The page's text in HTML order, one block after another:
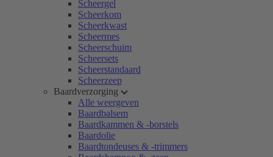
Scheergel
Scheerkom
Scheerkwast
Scheermes
Scheerschuim
Scheersets
Scheerstandaard
Scheerzeep
Baardverzorging
Alle weergeven
Baardbalsem
Baardkammen & -borstels
Baardolie
Baardtondeuses & -trimmers